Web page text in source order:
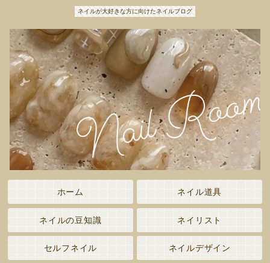
ネイルが大好きな方に向けたネイルブログ
ホーム ネイル道具
ネイルの豆知識 ネイリスト
セルフネイル ネイルデザイン